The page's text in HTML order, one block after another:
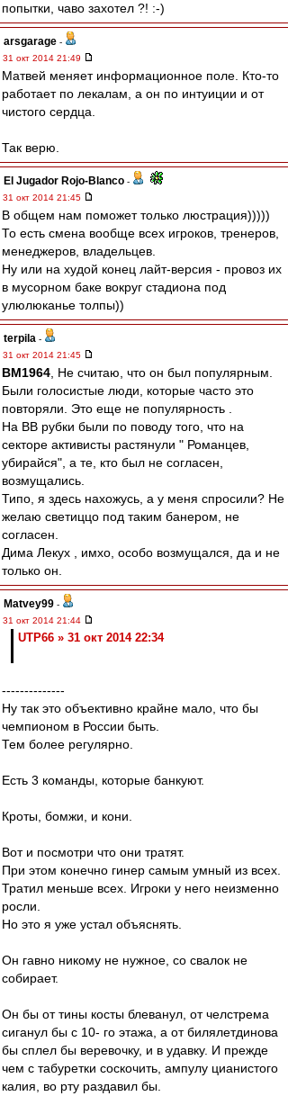
попытки, чаво захотел ?! :-)
arsgarage -
31 окт 2014 21:49
Матвей меняет информационное поле. Кто-то
работает по лекалам, а он по интуиции и от
чистого сердца.
Так верю.
El Jugador Rojo-Blanco -
31 окт 2014 21:45
В общем нам поможет только люстрация)))))
То есть смена вообще всех игроков, тренеров,
менеджеров, владельцев.
Ну или на худой конец лайт-версия - провоз их
в мусорном баке вокруг стадиона под
улюлюканье толпы))
terpila -
31 окт 2014 21:45
BM1964 , Не считаю, что он был популярным.
Были голосистые люди, которые часто это
повторяли. Это еще не популярность .
На ВВ рубки были по поводу того, что на
секторе активисты растянули " Романцев,
убирайся", а те, кто был не согласен,
возмущались.
Типо, я здесь нахожусь, а у меня спросили? Не
желаю светиццо под таким банером, не
согласен.
Дима Лекух , имхо, особо возмущался, да и не
только он.
Matvey99 -
31 окт 2014 21:44
UTP66 » 31 окт 2014 22:34
--------------
Ну так это объективно крайне мало, что бы
чемпионом в России быть.
Тем более регулярно.
Есть 3 команды, которые банкуют.
Кроты, бомжи, и кони.
Вот и посмотри что они тратят.
При этом конечно гинер самым умный из всех.
Тратил меньше всех. Игроки у него неизменно
росли.
Но это я уже устал объяснять.
Он гавно никому не нужное, со свалок не
собирает.
Он бы от тины косты блеванул, от челстрема
сиганул бы с 10- го этажа, а от билялетдинова
бы сплел бы веревочку, и в удавку. И прежде
чем с табуретки соскочить, ампулу цианистого
калия, во рту раздавил бы.